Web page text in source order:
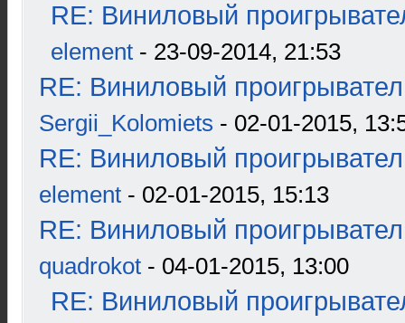
RE: Виниловый
element - 23-09-2014, 21:53
RE: Виниловый
Sergii_Kolomiets - 02-01-2015,
RE: Виниловый
element - 02-01-2015, 15:13
RE: Виниловый
quadrokot - 04-01-2015, 13:00
RE: Виниловый